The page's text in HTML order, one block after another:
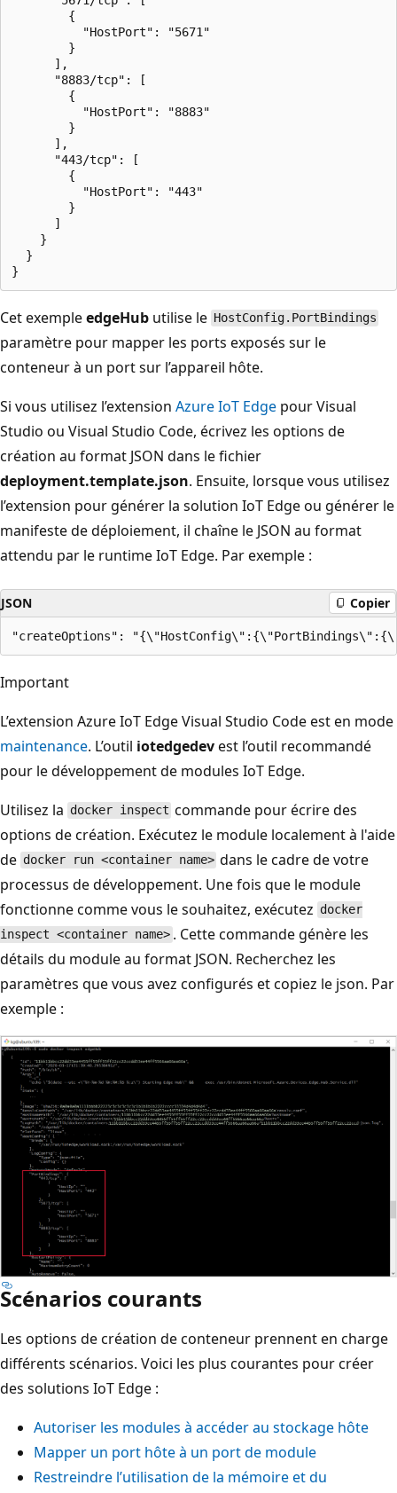
        {
          "HostPort": "5671"
        }
      ],
      "8883/tcp": [
        {
          "HostPort": "8883"
        }
      ],
      "443/tcp": [
        {
          "HostPort": "443"
        }
      ]
    }
  }
Cet exempleedgeHub utilise le HostConfig.PortBindings
paramètre pour mapper les ports exposés sur le
conteneur à un port sur l’appareil hôte.
Si vous utilisez l’extension Azure IoT Edge pour Visual
Studio ou Visual Studio Code, écrivez les options de
création au format JSON dans le fichier
deployment.template.json. Ensuite, lorsque vous utilisez
l’extension pour générer la solution IoT Edge ou générer le
manifeste de déploiement, il chaîne le JSON au format
attendu par le runtime IoT Edge. Par exemple :
JSON Copier
Important
L’extension Azure IoT Edge Visual Studio Code est en mode
maintenance. L’outil iotedgedevest l’outil recommandé
pour le développement de modules IoT Edge.
Utilisez la docker inspect commande pour écrire des
options de création. Exécutez le module localement à l'aide
de docker run <container name> dans le cadre de votre
processus de développement. Une fois que le module
fonctionne comme vous le souhaitez, exécutez docker
inspect <container name> . Cette commande génère les
détails du module au format JSON. Recherchez les
paramètres que vous avez configurés et copiez le json. Par
exemple :
Scénarios courants
Les options de création de conteneur prennent en charge
différents scénarios. Voici les plus courantes pour créer
des solutions IoT Edge :
Autoriser les modules à accéder au stockage hôte
Mapper un port hôte à un port de module
Restreindre l’utilisation de la mémoire et du